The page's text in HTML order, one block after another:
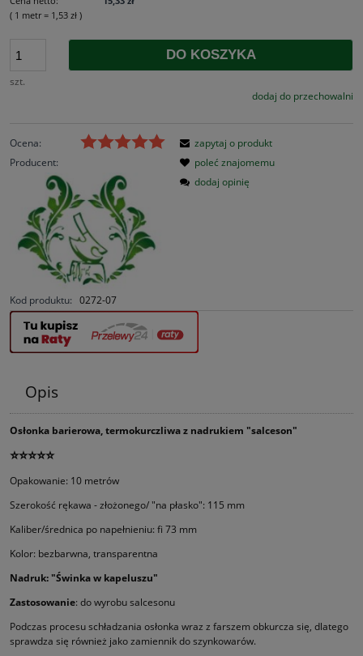
( 1 metr= 1,53 zł )
szt.
DO KOSZYKA
dodaj do przechowalni
Ocena:
Producent:
Kod produktu: 0272-07
zapytaj o produkt
poleć znajomemu
dodaj opinię
Opis
Osłonka barierowa, termokurczliwa z nadrukiem "salceson"
⭐⭐⭐⭐⭐
Opakowanie: 10 metrów
Szerokość rękawa - złożonego/ "na płasko": 115 mm
Kaliber/średnica po napełnieniu: fi 73 mm
Kolor: bezbarwna, transparentna
Nadruk: "Świnka w kapeluszu"
Zastosowanie: do wyrobu salcesonu
Podczas procesu schładzania osłonka wraz z farszem obkurcza się, dlatego
sprawdza się również jako zamiennik do szynkowarów.